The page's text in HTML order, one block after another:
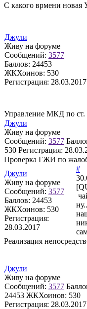
С какого врмени
Джули
Живу на форуме
Сообщений: 3577
Баллов: 24453
ЖКХоинов: 530
Регистрация: 28.03.2017
Управление МКД по
Джули
Живу на форуме
Сообщений: 3577
530 Регистрация:
Проверка ГЖИ по
Джули
Живу на форуме
Сообщений: 3577
Баллов: 24453
ЖКХоинов: 530
Регистрация:
28.03.2017
#
Реализация
Джули
Живу на форуме
Сообщений: 3577
24453 ЖКХоинов: 530
Регистрация: 28.03.2017